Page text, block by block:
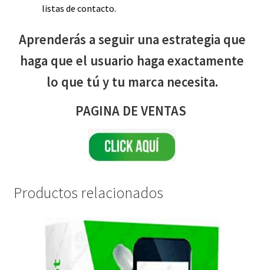
listas de contacto.
Aprenderás a seguir una estrategia que
haga que el usuario haga exactamente
lo que tú y tu marca necesita.
PAGINA DE VENTAS
Productos relacionados